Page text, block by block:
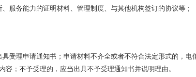
服务能力的证明材料、管理制度、与其他机构签订的协议等；
受理申请通知书；申请材料不齐全或者不符合法定形式的，电
；不予受理的，应当出具不予受理通知书并说明理由。